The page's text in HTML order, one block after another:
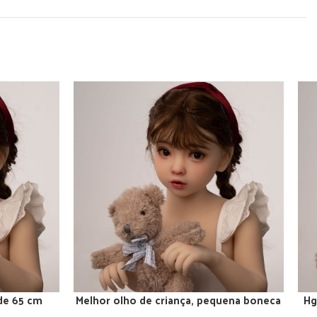
65 cm
ADICIONAR AO CARRINHO
Melhor olho de criança, pequena boneca